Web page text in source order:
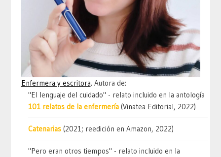
Enfermera y escritora. Autora de:
"El lenguaje del cuidado" - relato incluido en la antología
101 relatos de la enfermería (Vinatea Editorial, 2022)
Catenarias (2021; reedición en Amazon, 2022)
"Pero eran otros tiempos" - relato incluido en la